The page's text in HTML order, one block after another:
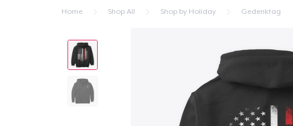
Home Shop All Shop by Holiday Gedenktag